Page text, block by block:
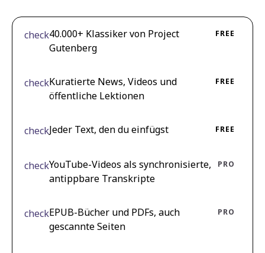
check40.000+ Klassiker von Project
Gutenberg
FREE
checkKuratierte News, Videos und
öffentliche Lektionen
FREE
checkJeder Text, den du einfügst FREE
checkYouTube-Videos als synchronisierte,
antippbare Transkripte
PRO
checkEPUB-Bücher und PDFs, auch
gescannte Seiten
PRO